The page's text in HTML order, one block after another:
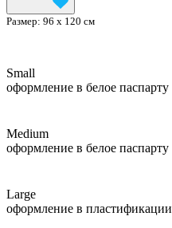
Размер: 96 х 120 см
Small
оформление в белое паспарту
Medium
оформление в белое паспарту
Large
оформление в пластификации